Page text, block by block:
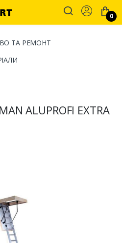
Account
0
ТА РЕМОНТ
ALUPROFI EXTRA